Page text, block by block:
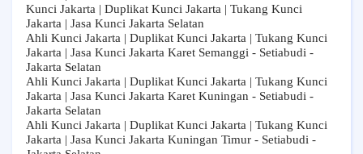
Kunci Jakarta | Duplikat Kunci Jakarta | Tukang Kunci
Jakarta | Jasa Kunci Jakarta Selatan
Ahli Kunci Jakarta | Duplikat Kunci Jakarta | Tukang Kunci
Jakarta | Jasa Kunci Jakarta Karet Semanggi - Setiabudi -
Jakarta Selatan
Ahli Kunci Jakarta | Duplikat Kunci Jakarta | Tukang Kunci
Jakarta | Jasa Kunci Jakarta Karet Kuningan - Setiabudi -
Jakarta Selatan
Ahli Kunci Jakarta | Duplikat Kunci Jakarta | Tukang Kunci
Jakarta | Jasa Kunci Jakarta Kuningan Timur - Setiabudi -